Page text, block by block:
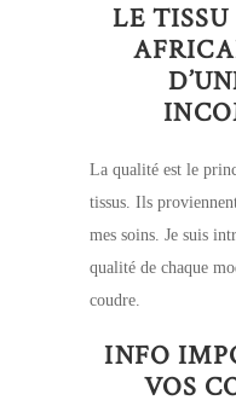
LE
La qualité est le
tissus. Ils
mes soins. Je suis
qualité de chaque
coudre.
INFO
VOS